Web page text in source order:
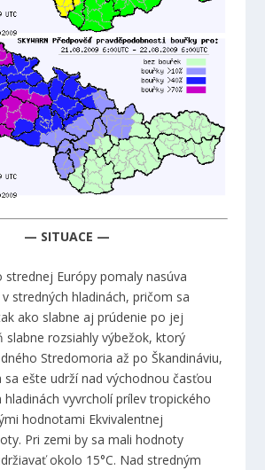
— SITUACE —
strednej Európy pomaly nasúva
stredných hladinách, pričom sa
ako slabne aj prúdenie po jej
slabne rozsiahly výbežok, ktorý
Stredomoria až po Škandináviu,
sa ešte udrží nad východnou časťou
hladinách vyvrcholí prílev tropického
hodnotami Ekvivalentnej
Pri zemi by sa mali hodnoty
okolo 15°C. Nad stredným